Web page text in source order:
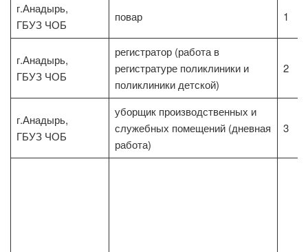
г.Анадырь,
ГБУЗ ЧОБ
повар 1
г.Анадырь,
ГБУЗ ЧОБ
регистратор (работа в
регистратуре поликлиники и
поликлиники детской)
2
г.Анадырь,
ГБУЗ ЧОБ
уборщик производственных и
служебных помещений (дневная
работа)
3